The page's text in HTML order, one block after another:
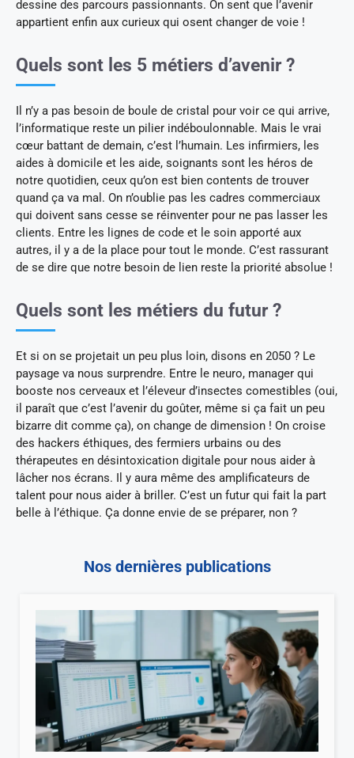
dessine des parcours passionnants. On sent que l’avenir
appartient enfin aux curieux qui osent changer de voie !
Quels sont les 5 métiers d’avenir ?
Il n’y a pas besoin de boule de cristal pour voir ce qui arrive,
l’informatique reste un pilier indéboulonnable. Mais le vrai
cœur battant de demain, c’est l’humain. Les infirmiers, les
aides à domicile et les aide, soignants sont les héros de
notre quotidien, ceux qu’on est bien contents de trouver
quand ça va mal. On n’oublie pas les cadres commerciaux
qui doivent sans cesse se réinventer pour ne pas lasser les
clients. Entre les lignes de code et le soin apporté aux
autres, il y a de la place pour tout le monde. C’est rassurant
de se dire que notre besoin de lien reste la priorité absolue !
Quels sont les métiers du futur ?
Et si on se projetait un peu plus loin, disons en 2050 ? Le
paysage va nous surprendre. Entre le neuro, manager qui
booste nos cerveaux et l’éleveur d’insectes comestibles (oui,
il paraît que c’est l’avenir du goûter, même si ça fait un peu
bizarre dit comme ça), on change de dimension ! On croise
des hackers éthiques, des fermiers urbains ou des
thérapeutes en désintoxication digitale pour nous aider à
lâcher nos écrans. Il y aura même des amplificateurs de
talent pour nous aider à briller. C’est un futur qui fait la part
belle à l’éthique. Ça donne envie de se préparer, non ?
Nos dernières publications